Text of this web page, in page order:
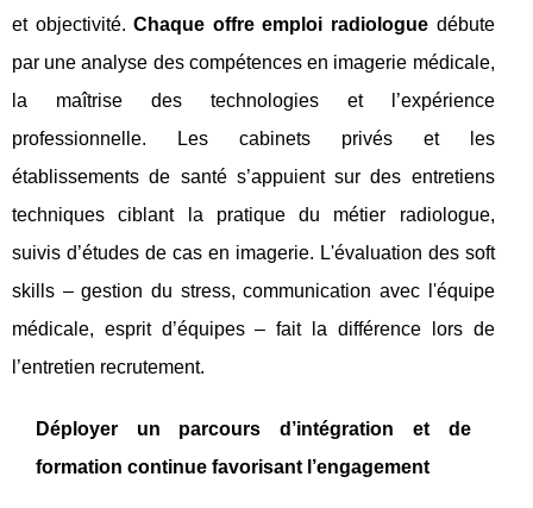
et objectivité.Chaque offre emploi radiologue débute
par une analyse des compétences en imagerie médicale,
la maîtrise des technologies et l’expérience
professionnelle. Les cabinets privés et les
établissements de santé s’appuient sur des entretiens
techniques ciblant la pratique du métier radiologue,
suivis d’études de cas en imagerie. L'évaluation des soft
skills – gestion du stress, communication avec l'équipe
médicale, esprit d’équipes – fait la différence lors de
l’entretien recrutement.
Déployer un parcours d’intégration et de
formation continue favorisant l’engagement